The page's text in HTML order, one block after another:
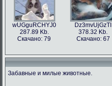
wUGguRCHYJ0
287.89 Kb.
Скачано: 79
Dz3mvUjGzTI
378.32 Kb.
Скачано: 67
Забавные и милые животные.